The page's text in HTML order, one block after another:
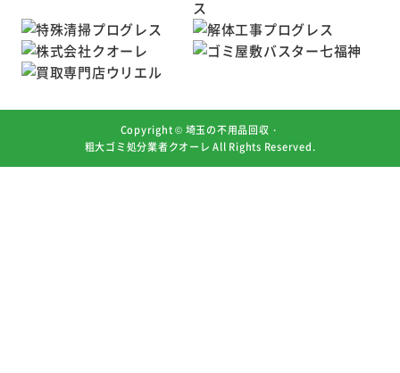
Copyright © 埼玉の不用品回収・
粗大ゴミ処分業者クオーレ All Rights Reserved.